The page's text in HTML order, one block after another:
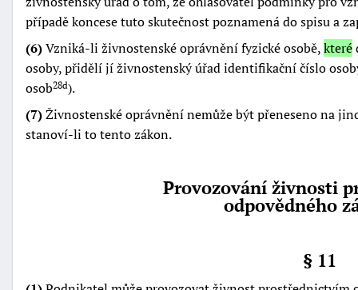
případě koncese tuto skutečnost poznamená do spisu a
(6)Vzniká-li živnostenské oprávnění fyzické osobě,které
osoby, přidělí jí živnostenský úřad identifikační číslo
osob28d).
(7)Živnostenské oprávnění nemůže být přeneseno na
stanoví-li to tento zákon.
Provozování živnosti
odpovědného
§ 11